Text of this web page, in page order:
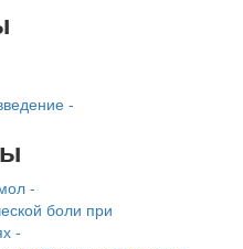
-
-
боли при
-